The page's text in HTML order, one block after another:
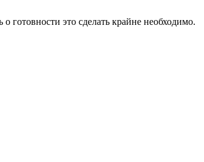
готовности это сделать крайне необходимо.